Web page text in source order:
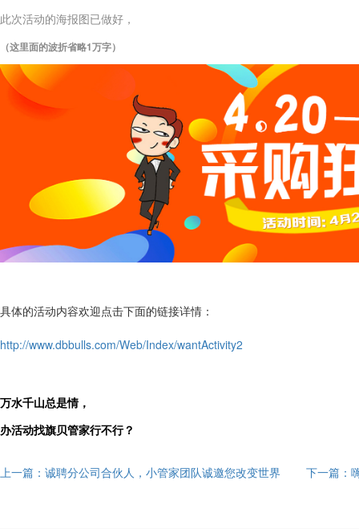
此次活动的海报图已做好，
（这里面的波折省略1万字）
具体的活动内容欢迎点击下面的链接详情：
http://www.dbbulls.com/Web/Index/wantActivity2
万水千山总是情，
办活动找旗贝管家行不行？
上一篇：诚聘分公司合伙人，小管家团队诚邀您改变世界 下一篇：